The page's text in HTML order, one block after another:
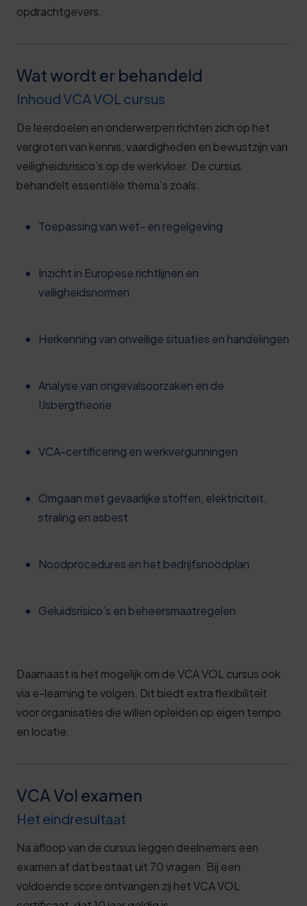
opdrachtgevers.
Wat wordt er behandeld
Inhoud VCA VOL cursus
De leerdoelen en onderwerpen richten zich op het
vergroten van kennis, vaardigheden en bewustzijn van
veiligheidsrisico’s op de werkvloer. De cursus
behandelt essentiële thema’s zoals:
Toepassing van wet- en regelgeving
Inzicht in Europese richtlijnen en
veiligheidsnormen
Herkenning van onveilige situaties en handelingen
Analyse van ongevalsoorzaken en de
IJsbergtheorie
VCA-certificering en werkvergunningen
Omgaan met gevaarlijke stoffen, elektriciteit,
straling en asbest
Noodprocedures en het bedrijfsnoodplan
Geluidsrisico’s en beheersmaatregelen
Daarnaast is het mogelijk om de VCA VOL cursus ook
via e-learning te volgen. Dit biedt extra flexibiliteit
voor organisaties die willen opleiden op eigen tempo
en locatie.
VCA Vol examen
Het eindresultaat
Na afloop van de cursus leggen deelnemers een
examen af dat bestaat uit 70 vragen. Bij een
voldoende score ontvangen zij het VCA VOL